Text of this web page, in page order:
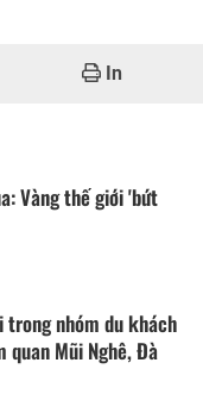
In
Vàng thế giới 'bứt
trong nhóm du khách
quan Mũi Nghê, Đà